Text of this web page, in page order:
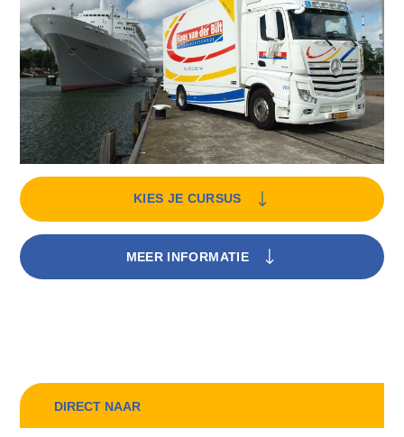
KIES JE CURSUS
MEER INFORMATIE
DIRECT NAAR